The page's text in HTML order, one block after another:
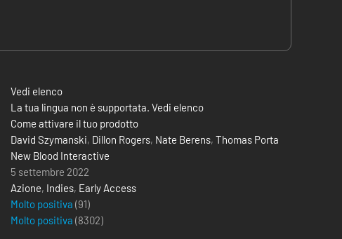
Vedi elenco
La tua lingua non è supportata. Vedi elenco
Come attivare il tuo prodotto
David Szymanski, Dillon Rogers, Nate Berens, Thomas Porta
New Blood Interactive
5 settembre 2022
Azione, Indies, Early Access
Molto positiva (91)
Molto positiva (8302)